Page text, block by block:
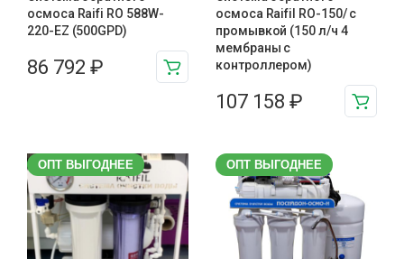
осмоса Raifi RO 588W-
220-EZ (500GPD)
86 792 ₽
осмоса Raifil RO-150/ с
промывкой (150 л/ч 4
мембраны с
контроллером)
107 158 ₽
ОПТ ВЫГОДНЕЕ ОПТ ВЫГОДНЕЕ